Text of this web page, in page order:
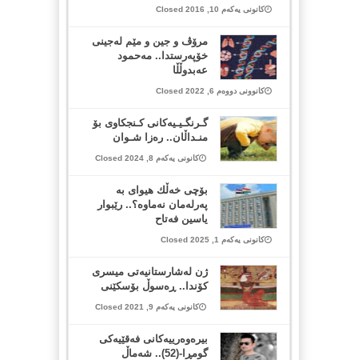
کانونی یەکەم 10, 2016 Closed
مرۆڤ و جین و مێم لەجینی
خۆپەرستدا.. مەحمود
عەبدوڵڵا
کانوونی دووەم 6, 2022 Closed
گـرنگـیـیەکانی کـنجکاوی بۆ
منـداڵان.. رەزا شـوان
کانونی یەکەم 8, 2024 Closed
بۆچی خەڵك هیوای بە
پەرلەمان نەماوه؟.. رێبوار
ياسين فەتاح
کانونی یەکەم 1, 2025 Closed
ژن له‌شارستانیه‌تی میسری
كۆندا.. ڕه‌سوڵ بۆسكێنی
کانونی یەکەم 9, 2021 Closed
بیرەوەریيەکانی فەقێیەکی
گومڕا-(52).. شەماڵ